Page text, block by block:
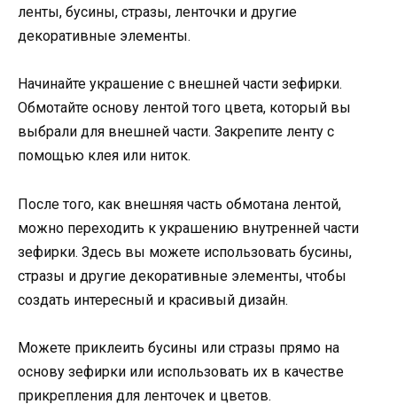
ленты, бусины, стразы, ленточки и другие
декоративные элементы.
Начинайте украшение с внешней части зефирки.
Обмотайте основу лентой того цвета, который вы
выбрали для внешней части. Закрепите ленту с
помощью клея или ниток.
После того, как внешняя часть обмотана лентой,
можно переходить к украшению внутренней части
зефирки. Здесь вы можете использовать бусины,
стразы и другие декоративные элементы, чтобы
создать интересный и красивый дизайн.
Можете приклеить бусины или стразы прямо на
основу зефирки или использовать их в качестве
прикрепления для ленточек и цветов.